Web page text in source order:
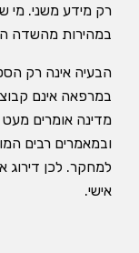
רק מידע משני. מי
במהירות מהשדה
הבעיה אינה רק
במרפאה אינם
מדינה אומרים מעט
ובמאמרים רבים
למחקר. לכן דירוג
אישי.